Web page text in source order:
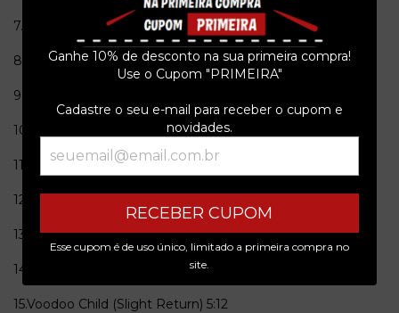
Ganhe 10% de desconto na sua primeira compra!
Use o Cupom "PRIMEIRA"
Cadastre o seu e-mail para receber o cupom e
novidades.
RECEBER CUPOM
Esse cupom é de uso único, limitado a primeira compra no
site.
7.Crosstown Traffic 2:19
8.Manic Depression 3:42
9.Little Wing
10.If 6 Was 9
11.Stone Free 3:36
12.Bold As Love
13.Castles Made Of Sand 2:47
14.Red House
15.Voodoo Child (Slight Return) 5:12